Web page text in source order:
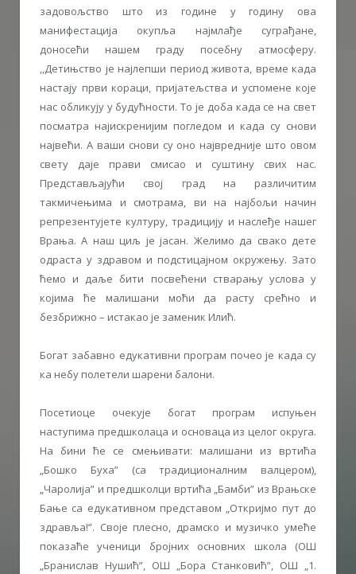
задовољство што из године у годину ова
манифестација окупља најмлађе суграђане,
доносећи нашем граду посебну атмосферу.
,,Детињство је најлепши период живота, време када
настају први кораци, пријатељства и успомене које
нас обликују у будућности. То је доба када се на свет
посматра најискренијим погледом и када су снови
највећи. А ваши снови су оно највредније што овом
свету даје прави смисао и суштину свих нас.
Представљајући свој град на различитим
такмичењима и смотрама, ви на најбољи начин
репрезентујете културу, традицију и наслеђе нашег
Врања. А наш циљ је јасан. Желимо да свако дете
одраста у здравом и подстицајном окружењу. Зато
ћемо и даље бити посвећени стварању услова у
којима ће малишани моћи да расту срећно и
безбрижно – истакао је заменик Илић.
Богат забавно едукативни програм почео је када су
ка небу полетели шарени балони.
Посетиоце очекује богат програм испуњен
наступима предшколаца и основаца из целог округа.
На бини ће се смењивати: малишани из вртића
„Бошко Буха” (са традиционалним валцером),
„Чаролија” и предшколци вртића „Бамби” из Врањске
Бање са едукативном представом „Откријмо пут до
здравља!”. Своје плесно, драмско и музичко умеће
показаће ученици бројних основних школа (ОШ
„Бранислав Нушић”, ОШ „Бора Станковић”, ОШ „1.